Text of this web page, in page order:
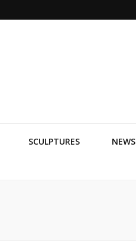
SCULPTURES
NEWS